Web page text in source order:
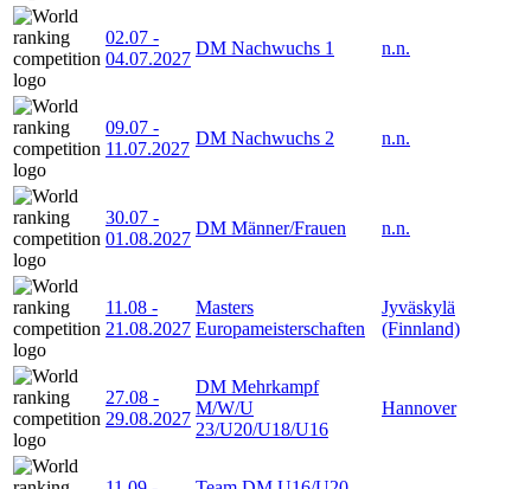
02.07 -
04.07.2027
DM Nachwuchs 1 n.n.
09.07 -
11.07.2027
DM Nachwuchs 2 n.n.
30.07 -
01.08.2027
DM Männer/Frauen n.n.
11.08 -
21.08.2027
Masters
Europameisterschaften
Jyväskylä
(Finnland)
27.08 -
29.08.2027
DM Mehrkampf
M/W/U
23/U20/U18/U16
Hannover